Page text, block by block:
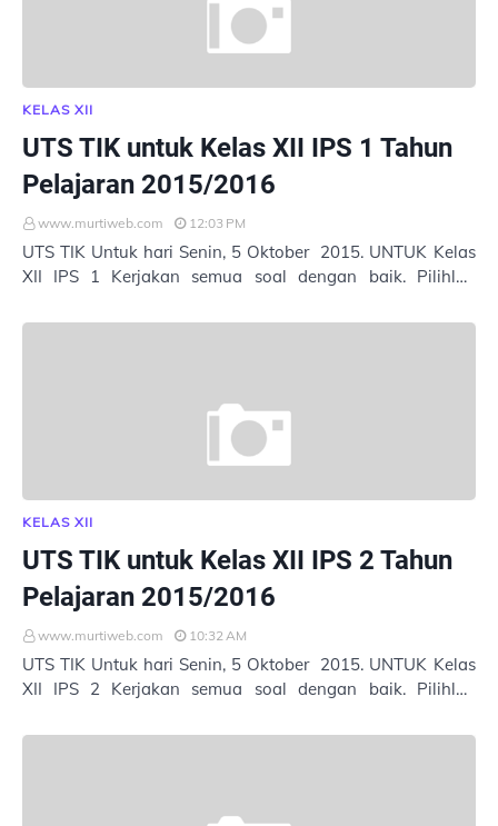
KELAS XII
UTS TIK untuk Kelas XII IPS 1 Tahun
Pelajaran 2015/2016
www.murtiweb.com 12:03 PM
UTS TIK Untuk hari Senin, 5 Oktober 2015. UNTUK Kelas
XII IPS 1 Kerjakan semua soal dengan baik. Pilihlah
KELAS XII
UTS TIK untuk Kelas XII IPS 2 Tahun
Pelajaran 2015/2016
www.murtiweb.com 10:32 AM
UTS TIK Untuk hari Senin, 5 Oktober 2015. UNTUK Kelas
XII IPS 2 Kerjakan semua soal dengan baik. Pilihlah